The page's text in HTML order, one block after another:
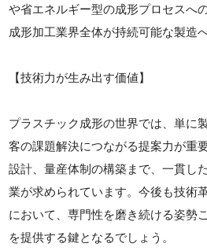
や省エネルギー型の成形プロセスへ
成形加工業界全体が持続可能な製造
【技術力が生み出す価値】
プラスチック成形の世界では、単に
客の課題解決につながる提案力が重
設計、量産体制の構築まで、一貫し
業が求められています。今後も技術
において、専門性を磨き続ける姿勢
を提供する鍵となるでしょう。